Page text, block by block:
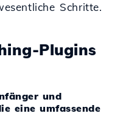
Schritte.
Plugins
und
eine umfassende